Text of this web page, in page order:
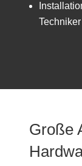
Techniker
Große